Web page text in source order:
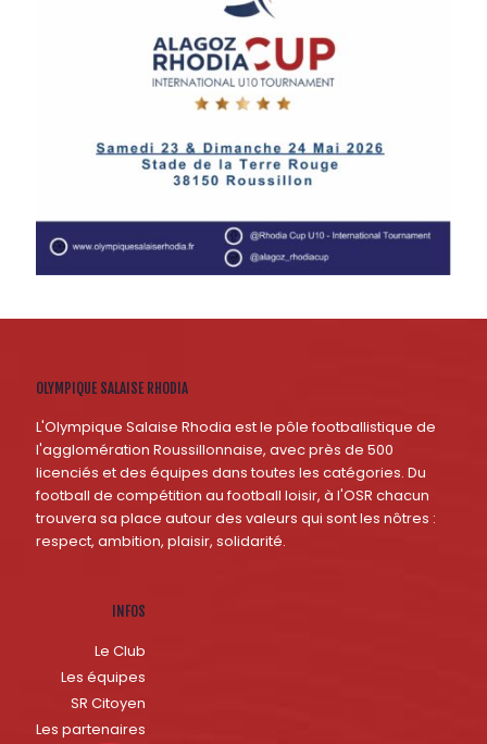
OLYMPIQUE SALAISE RHODIA
L'Olympique Salaise Rhodia est le pôle footballistique de
l'agglomération Roussillonnaise, avec près de 500
licenciés et des équipes dans toutes les catégories. Du
football de compétition au football loisir, à l'OSR chacun
trouvera sa place autour des valeurs qui sont les nôtres :
respect, ambition, plaisir, solidarité.
INFOS
Le Club
Les équipes
SR Citoyen
Les partenaires